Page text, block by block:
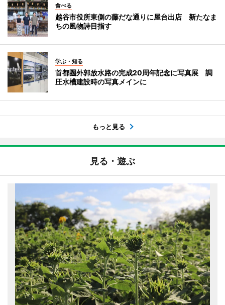
食べる
越谷市役所東側の藤だな通りに屋台出店 新たなま
ちの風物詩目指す
学ぶ・知る
首都圏外郭放水路の完成20周年記念に写真展 調
圧水槽建設時の写真メインに
もっと見る
見る・遊ぶ